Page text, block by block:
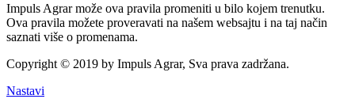
Impuls Agrar može ova pravila promeniti u bilo kojem trenutku.
Ova pravila možete proveravati na našem websajtu i na taj način
saznati više o promenama.
Copyright © 2019 by Impuls Agrar, Sva prava zadržana.
Nastavi